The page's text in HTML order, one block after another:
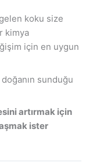
koku size
kimya
için en uygun
sunduğu
artırmak için
ister